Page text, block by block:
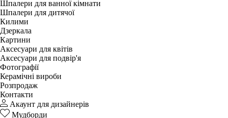
Шпалери для ванної кімнати
Шпалери для дитячої
Килими
Дзеркала
Картини
Аксесуари для квітів
Аксесуари для подвір'я
Фотографії
Керамічні вироби
Розпродаж
Контакти
Акаунт для дизайнерів
Мудборди